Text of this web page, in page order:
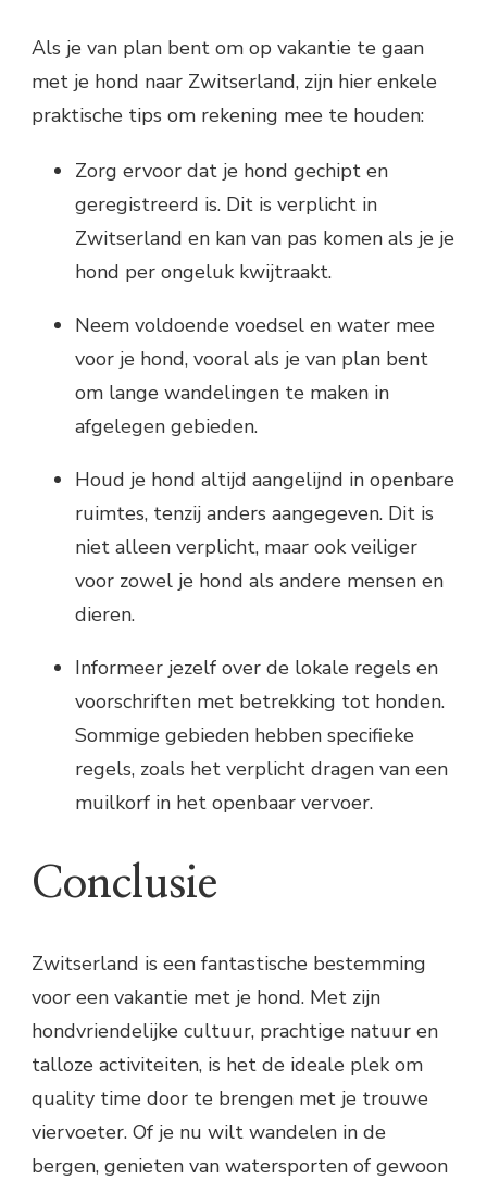
Als je van plan bent om op vakantie te gaan
met je hond naar Zwitserland, zijn hier enkele
praktische tips om rekening mee te houden:
Zorg ervoor dat je hond gechipt en
geregistreerd is. Dit is verplicht in
Zwitserland en kan van pas komen als je je
hond per ongeluk kwijtraakt.
Neem voldoende voedsel en water mee
voor je hond, vooral als je van plan bent
om lange wandelingen te maken in
afgelegen gebieden.
Houd je hond altijd aangelijnd in openbare
ruimtes, tenzij anders aangegeven. Dit is
niet alleen verplicht, maar ook veiliger
voor zowel je hond als andere mensen en
dieren.
Informeer jezelf over de lokale regels en
voorschriften met betrekking tot honden.
Sommige gebieden hebben specifieke
regels, zoals het verplicht dragen van een
muilkorf in het openbaar vervoer.
Conclusie
Zwitserland is een fantastische bestemming
voor een vakantie met je hond. Met zijn
hondvriendelijke cultuur, prachtige natuur en
talloze activiteiten, is het de ideale plek om
quality time door te brengen met je trouwe
viervoeter. Of je nu wilt wandelen in de
bergen, genieten van watersporten of gewoon